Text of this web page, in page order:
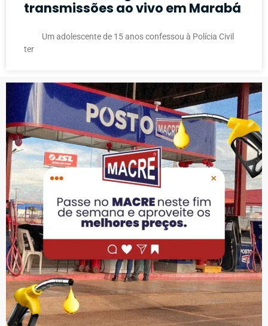
transmissões ao vivo em Marabá
Um adolescente de 15 anos confessou à Polícia Civil
ter
PUBLICIDADE